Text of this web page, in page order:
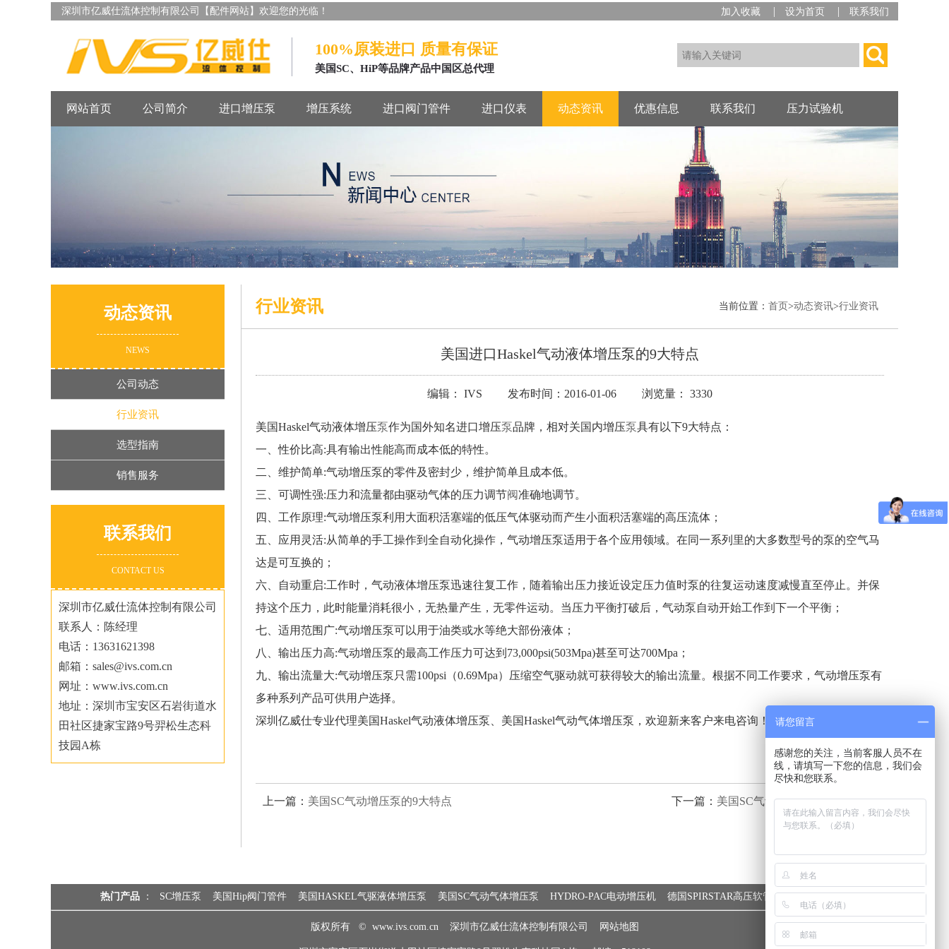
深圳市亿威仕流体控制有限公司【配件网站】欢迎您的光临！ 加入收藏 | 设为首页 | 联系我们
100%原装进口 质量有保证
美国SC、HiP等品牌产品中国区总代理
网站首页 公司简介 进口增压泵 增压系统 进口阀门管件 进口仪表 动态资讯 优惠信息 联系我们 压力试验机
动态资讯
NEWS
公司动态
行业资讯
选型指南
销售服务
联系我们
CONTACT US
深圳市亿威仕流体控制有限公司
联系人：陈经理
电话：13631621398
邮箱：sales@ivs.com.cn
网址：www.ivs.com.cn
地址：深圳市宝安区石岩街道水
田社区捷家宝路9号羿松生态科
技园A栋
行业资讯 当前位置： 首页 >动态资讯>行业资讯
美国进口Haskel气动液体增压泵的9大特点
编辑： IVS 发布时间：2016-01-06 浏览量： 3330
美国Haskel气动液体增压泵作为国外知名进口增压泵品牌，相对关国内增压泵具有以下9大特点：
一、性价比高:具有输出性能高而成本低的特性。
二、维护简单:气动增压泵的零件及密封少，维护简单且成本低。
三、可调性强:压力和流量都由驱动气体的压力调节阀准确地调节。
四、工作原理:气动增压泵利用大面积活塞端的低压气体驱动而产生小面积活塞端的高压流体；
五、应用灵活:从简单的手工操作到全自动化操作，气动增压泵适用于各个应用领域。在同一系列里的大多数型号的泵的空气马
达是可互换的；
六、自动重启:工作时，气动液体增压泵迅速往复工作，随着输出压力接近设定压力值时泵的往复运动速度减慢直至停止。并保
持这个压力，此时能量消耗很小，无热量产生，无零件运动。当压力平衡打破后，气动泵自动开始工作到下一个平衡；
七、适用范围广:气动增压泵可以用于油类或水等绝大部份液体；
八、输出压力高:气动增压泵的最高工作压力可达到73,000psi(503Mpa)甚至可达700Mpa；
九、输出流量大:气动增压泵只需100psi（0.69Mpa）压缩空气驱动就可获得较大的输出流量。根据不同工作要求，气动增压泵有
多种系列产品可供用户选择。
深圳亿威仕专业代理美国Haskel气动液体增压泵、美国Haskel气动气体增压泵，欢迎新来客户来电咨询！
上一篇： 美国SC气动增压泵的9大特点 下一篇： 美国SC气动增压泵的14个典型···
热门产品 ： SC增压泵 美国Hip阀门管件 美国HASKEL气驱液体增压泵 美国SC气动气体增压泵 HYDRO-PAC电动增压机 德国SPIRSTAR高压软管 SC氮气增压器
版权所有 © www.ivs.com.cn深圳市亿威仕流体控制有限公司 网站地图
请您留言
感谢您的关注，当前客服人员不在
线，请填写一下您的信息，我们会
尽快和您联系。